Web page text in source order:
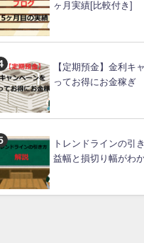
ヶ月実績[比較付き]
【定期預金】金利キ
ってお得にお金稼ぎ
トレンドラインの引
益幅と損切り幅がわか